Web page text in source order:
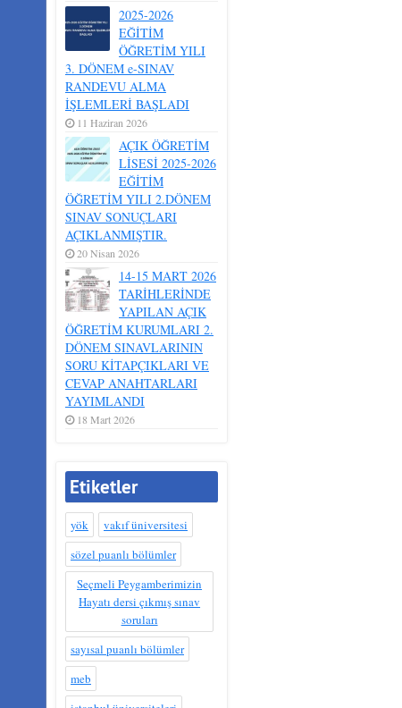
2025-2026
EĞİTİM
ÖĞRETİM YILI
3. DÖNEM e-SINAV
RANDEVU ALMA
İŞLEMLERİ BAŞLADI
11 Haziran 2026
AÇIK ÖĞRETİM
LİSESİ 2025-2026
EĞİTİM
ÖĞRETİM YILI 2.DÖNEM
SINAV SONUÇLARI
AÇIKLANMIŞTIR.
20 Nisan 2026
14-15 MART 2026
TARİHLERİNDE
YAPILAN AÇIK
ÖĞRETİM KURUMLARI 2.
DÖNEM SINAVLARININ
SORU KİTAPÇIKLARI VE
CEVAP ANAHTARLARI
YAYIMLANDI
18 Mart 2026
Etiketler
yök
vakıf üniversitesi
sözel puanlı bölümler
Seçmeli Peygamberimizin
Hayatı dersi çıkmış sınav
soruları
sayısal puanlı bölümler
meb